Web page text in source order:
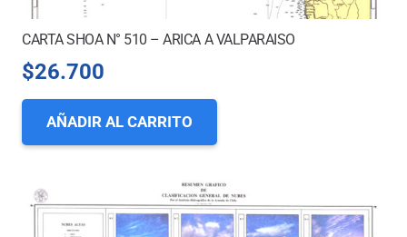
CARTA SHOA N° 510 – ARICA A VALPARAISO
$26.700
AÑADIR AL CARRITO